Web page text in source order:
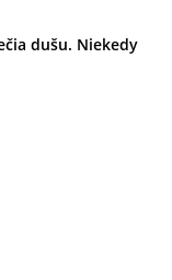
dušu. Niekedy